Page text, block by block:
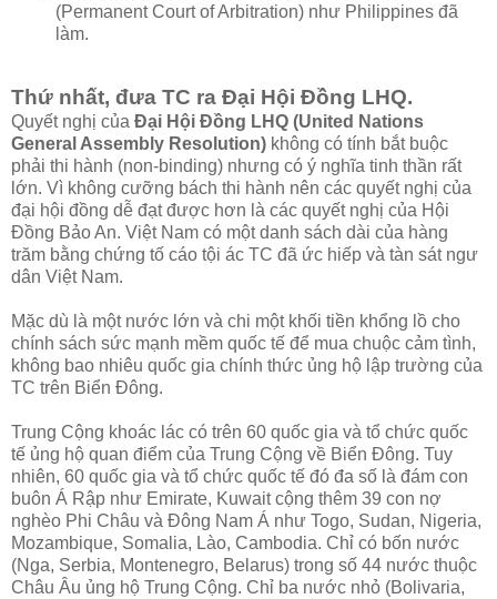
(Permanent Court of Arbitration) như Philippines đã
làm.
Thứ nhất, đưa TC ra Đại Hội Đồng LHQ.
Quyết nghị của Đại Hội Đồng LHQ (United Nations
General Assembly Resolution) không có tính bắt buộc
phải thi hành (non-binding) nhưng có ý nghĩa tinh thần rất
lớn. Vì không cưỡng bách thi hành nên các quyết nghị của
đại hội đồng dễ đạt được hơn là các quyết nghị của Hội
Đồng Bảo An. Việt Nam có một danh sách dài của hàng
trăm bằng chứng tố cáo tội ác TC đã ức hiếp và tàn sát ngư
dân Việt Nam.
Mặc dù là một nước lớn và chi một khối tiền khổng lồ cho
chính sách sức mạnh mềm quốc tế để mua chuộc cảm tình,
không bao nhiêu quốc gia chính thức ủng hộ lập trường của
TC trên Biển Đông.
Trung Cộng khoác lác có trên 60 quốc gia và tổ chức quốc
tế ủng hộ quan điểm của Trung Cộng về Biển Đông. Tuy
nhiên, 60 quốc gia và tổ chức quốc tế đó đa số là đám con
buôn Á Rập như Emirate, Kuwait cộng thêm 39 con nợ
nghèo Phi Châu và Đông Nam Á như Togo, Sudan, Nigeria,
Mozambique, Somalia, Lào, Cambodia. Chỉ có bốn nước
(Nga, Serbia, Montenegro, Belarus) trong số 44 nước thuộc
Châu Âu ủng hộ Trung Cộng. Chỉ ba nước nhỏ (Bolivaria,